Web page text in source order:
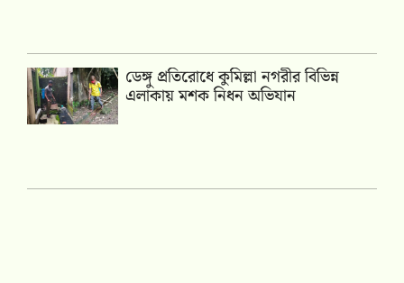
ডেঙ্গু প্রতিরোধে কুমিল্লা নগরীর বিভিন্ন
এলাকায় মশক নিধন অভিযান